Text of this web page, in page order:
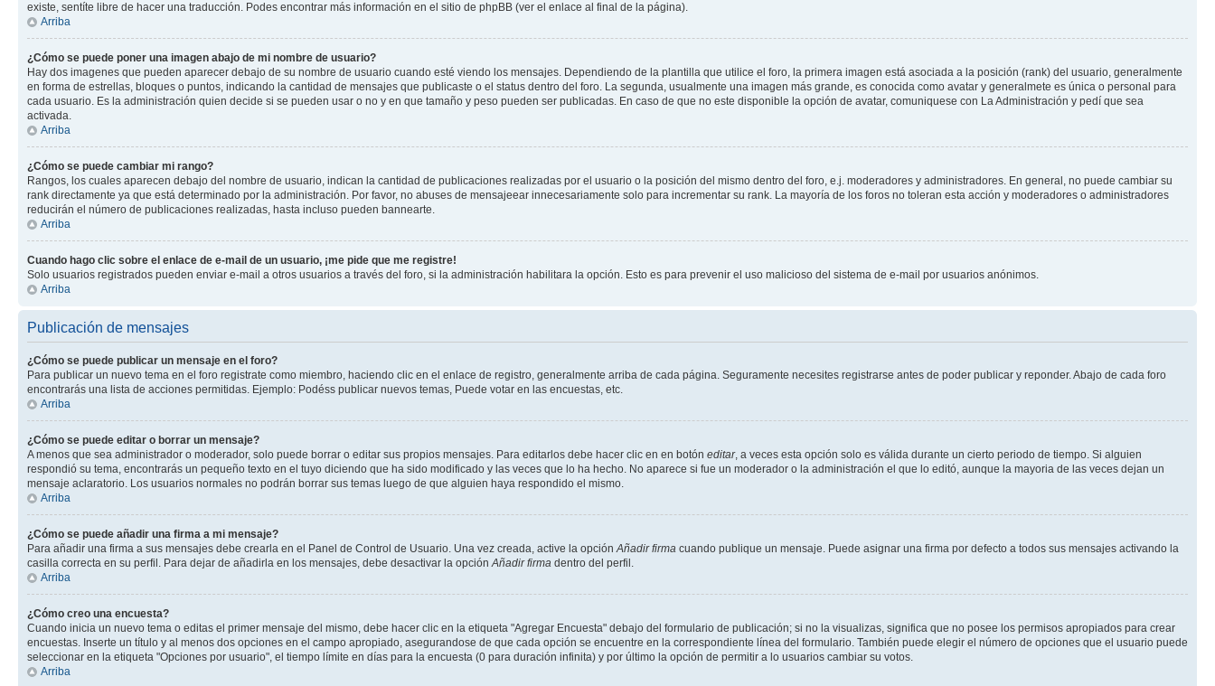
existe, sentíte libre de hacer una traducción. Podes encontrar más información en el sitio de phpBB (ver el enlace al final de la página).
Arriba
¿Cómo se puede poner una imagen abajo de mi nombre de usuario?
Hay dos imagenes que pueden aparecer debajo de su nombre de usuario cuando esté viendo los mensajes. Dependiendo de la plantilla que utilice el foro, la primera imagen está asociada a la posición (rank) del usuario, generalmente
en forma de estrellas, bloques o puntos, indicando la cantidad de mensajes que publicaste o el status dentro del foro. La segunda, usualmente una imagen más grande, es conocida como avatar y generalmete es única o personal para
cada usuario. Es la administración quien decide si se pueden usar o no y en que tamaño y peso pueden ser publicadas. En caso de que no este disponible la opción de avatar, comuniquese con La Administración y pedí que sea
activada.
Arriba
¿Cómo se puede cambiar mi rango?
Rangos, los cuales aparecen debajo del nombre de usuario, indican la cantidad de publicaciones realizadas por el usuario o la posición del mismo dentro del foro, e.j. moderadores y administradores. En general, no puede cambiar su
rank directamente ya que está determinado por la administración. Por favor, no abuses de mensajeear innecesariamente solo para incrementar su rank. La mayoría de los foros no toleran esta acción y moderadores o administradores
reducirán el número de publicaciones realizadas, hasta incluso pueden bannearte.
Arriba
Cuando hago clic sobre el enlace de e-mail de un usuario, ¡me pide que me registre!
Solo usuarios registrados pueden enviar e-mail a otros usuarios a través del foro, si la administración habilitara la opción. Esto es para prevenir el uso malicioso del sistema de e-mail por usuarios anónimos.
Arriba
Publicación de mensajes
¿Cómo se puede publicar un mensaje en el foro?
Para publicar un nuevo tema en el foro registrate como miembro, haciendo clic en el enlace de registro, generalmente arriba de cada página. Seguramente necesites registrarse antes de poder publicar y reponder. Abajo de cada foro
encontrarás una lista de acciones permitidas. Ejemplo: Podéss publicar nuevos temas, Puede votar en las encuestas, etc.
Arriba
¿Cómo se puede editar o borrar un mensaje?
A menos que sea administrador o moderador, solo puede borrar o editar sus propios mensajes. Para editarlos debe hacer clic en en botón editar, a veces esta opción solo es válida durante un cierto periodo de tiempo. Si alguien
respondió su tema, encontrarás un pequeño texto en el tuyo diciendo que ha sido modificado y las veces que lo ha hecho. No aparece si fue un moderador o la administración el que lo editó, aunque la mayoria de las veces dejan un
mensaje aclaratorio. Los usuarios normales no podrán borrar sus temas luego de que alguien haya respondido el mismo.
Arriba
¿Cómo se puede añadir una firma a mi mensaje?
Para añadir una firma a sus mensajes debe crearla en el Panel de Control de Usuario. Una vez creada, active la opciónAñadir firma cuando publique un mensaje. Puede asignar una firma por defecto a todos sus mensajes activando la
casilla correcta en su perfil. Para dejar de añadirla en los mensajes, debe desactivar la opciónAñadir firma dentro del perfil.
Arriba
¿Cómo creo una encuesta?
Cuando inicia un nuevo tema o editas el primer mensaje del mismo, debe hacer clic en la etiqueta "Agregar Encuesta" debajo del formulario de publicación; si no la visualizas, significa que no posee los permisos apropiados para crear
encuestas. Inserte un título y al menos dos opciones en el campo apropiado, asegurandose de que cada opción se encuentre en la correspondiente línea del formulario. También puede elegir el número de opciones que el usuario puede
seleccionar en la etiqueta "Opciones por usuario", el tiempo límite en días para la encuesta (0 para duración infinita) y por último la opción de permitir a lo usuarios cambiar su votos.
Arriba